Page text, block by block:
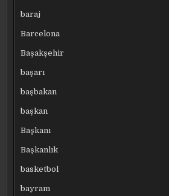
baraj
Barcelona
Başakşehir
başarı
başbakan
başkan
Başkanı
Başkanlık
basketbol
bayram